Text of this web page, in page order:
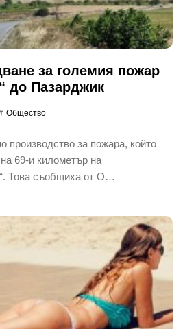
за големия пожар
до Пазарджик
Общество
производство за пожара, който
69-и километър на
Това съобщиха от О…